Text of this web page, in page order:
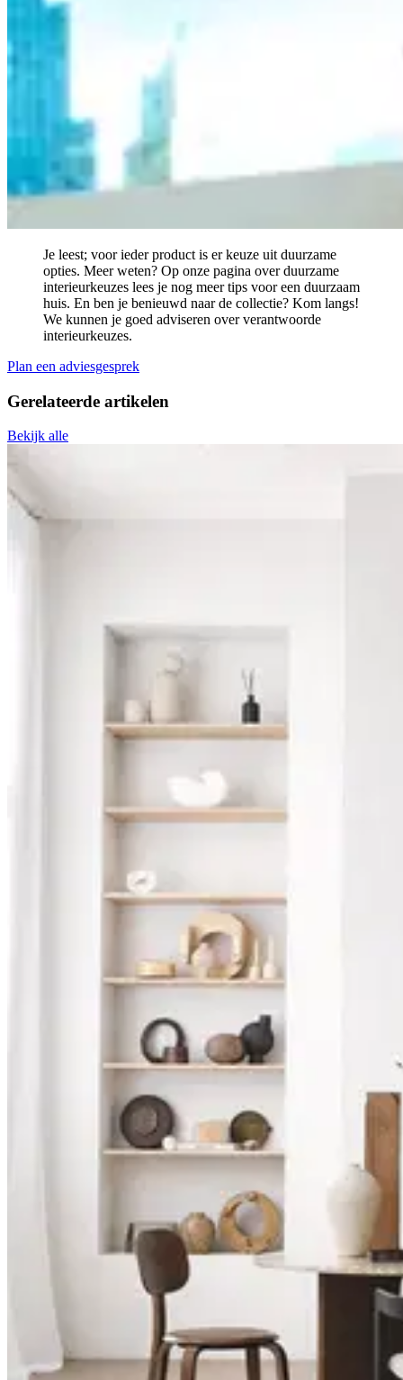
Je leest; voor ieder product is er keuze uit duurzame
opties. Meer weten? Op onze pagina over duurzame
interieurkeuzes lees je nog meer tips voor een duurzaam
huis. En ben je benieuwd naar de collectie? Kom langs!
We kunnen je goed adviseren over verantwoorde
interieurkeuzes.
Plan een adviesgesprek
Gerelateerde artikelen
Bekijk alle